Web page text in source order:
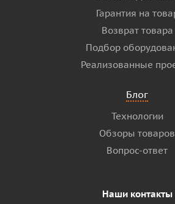
Гарантия на
Возврат товара
Подбор
Реализованные
Блог
Технологии
Обзоры товаров
Вопрос-ответ
Наши контакты